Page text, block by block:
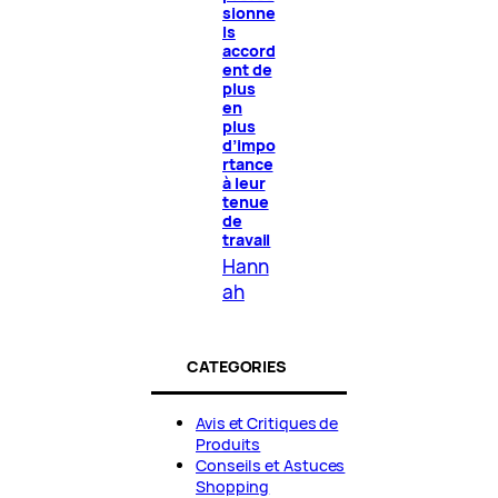
sionne
ls
accord
ent de
plus
en
plus
d’impo
rtance
à leur
tenue
de
travail
Hann
ah
CATEGORIES
Avis et Critiques de
Produits
Conseils et Astuces
Shopping